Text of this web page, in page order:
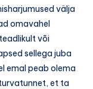
välja
omavahel
või
sellega juba
emal peab olema
et ta